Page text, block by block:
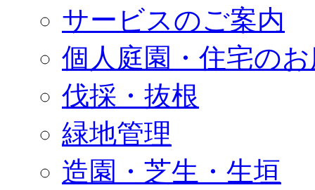
サービスのご案内
個人庭園・住宅の
伐採・抜根
緑地管理
造園・芝生・生垣